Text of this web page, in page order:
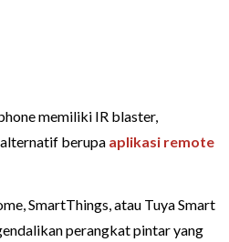
memiliki IR blaster,
berupa aplikasi remote
SmartThings, atau Tuya Smart
perangkat pintar yang